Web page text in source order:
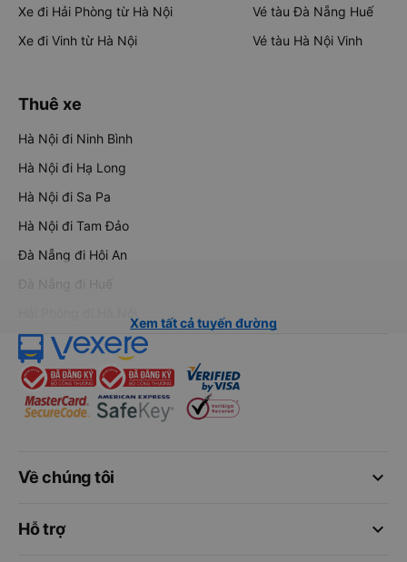
Xe đi Hải Phòng từ Hà Nội
Xe đi Vinh từ Hà Nội
Vé tàu Đà Nẵng Huế
Vé tàu Hà Nội Vinh
Thuê xe
Hà Nội đi Ninh Bình
Hà Nội đi Hạ Long
Hà Nội đi Sa Pa
Hà Nội đi Tam Đảo
Đà Nẵng đi Hội An
Đà Nẵng đi Huế
Xem tất cả tuyến đường
keyboard_arrow_down
Về chúng tôi
keyboard_arrow_down
Hỗ trợ